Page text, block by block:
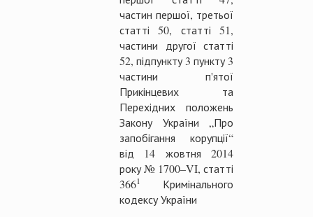
частин першої, третьої
статті 50, статті 51,
частини другої статті
52, підпункту 3 пункту 3
частини п'ятої
Прикінцевих та
Перехідних положень
Закону України „Про
запобігання корупції“
від 14 жовтня 2014
року № 1700–VI, статті
3661
Кримінального
кодексу України